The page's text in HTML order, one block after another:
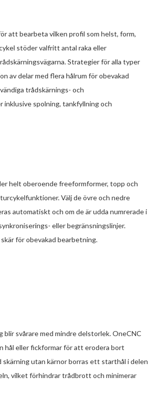
att bearbeta vilken profil som helst, form,
stöder valfritt antal raka eller
Strategier för alla typer
av delar med flera hålrum för obevakad
trådskärnings- och
spolning, tankfyllning och
helt oberoende freeformformer, topp och
Välj de övre och nedre
automatiskt och om de är udda numrerade i
eller begränsningslinjer.
för obevakad bearbetning.
svårare med mindre delstorlek. OneCNC
hål eller fickformar för att erodera bort
utan kärnor borras ett starthål i delen
vilket förhindrar trådbrott och minimerar